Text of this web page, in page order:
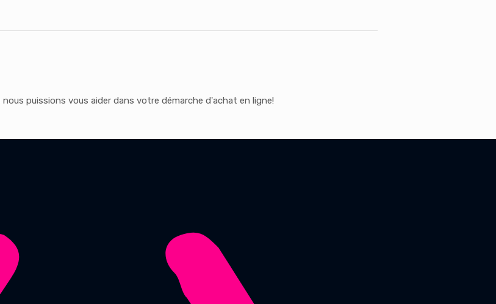
puissions vous aider dans votre démarche d'achat en ligne!